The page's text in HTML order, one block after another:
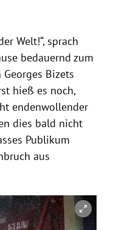
Welt!“, sprach
bedauernd zum
Bizets
hieß es noch,
endenwollender
dies bald nicht
Publikum
aus